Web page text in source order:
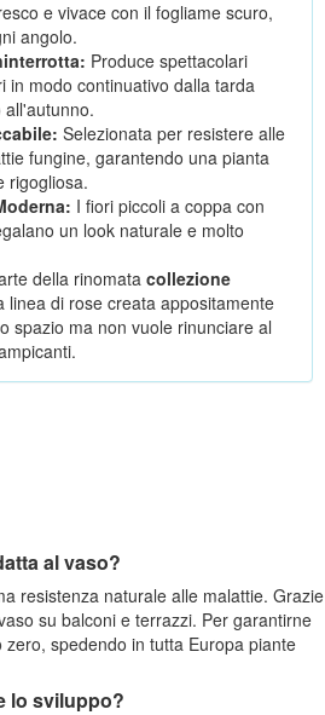
e vivace con il fogliame scuro,
angolo.
Produce spettacolari
in modo continuativo dalla tarda
Selezionata per resistere alle
fungine, garantendo una pianta
rigogliosa.
I fiori piccoli a coppa con
un look naturale e molto
della rinomatacollezione
linea di rose creata appositamente
spazio ma non vuole rinunciare al
al vaso?
resistenza naturale alle malattie. Grazie
su balconi e terrazzi. Per garantirne
spedendo in tutta Europa piante
lo sviluppo?